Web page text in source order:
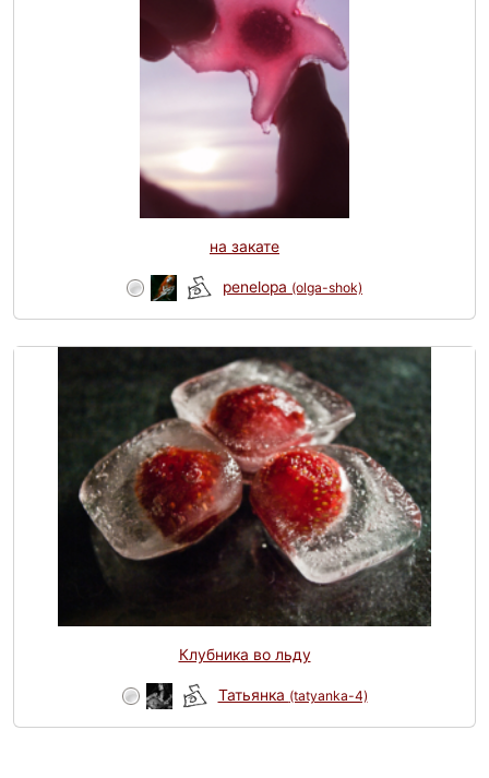
на закате
penelopa (olga-shok)
Клубника во льду
Татьянка (tatyanka-4)